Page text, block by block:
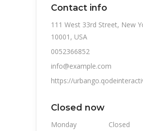
Contact info
111 West 33rd Street, New
10001, USA
0052366852
info@example.com
https://
Closed now
Monday
Closed